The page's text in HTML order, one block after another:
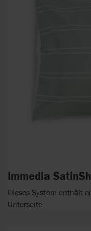
Immedia
Dieses System enthält
Unterseite.